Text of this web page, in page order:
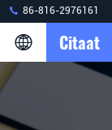
86-816-2976161
Citaat